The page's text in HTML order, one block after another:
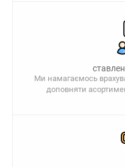
Ми намагаємось
доповняти